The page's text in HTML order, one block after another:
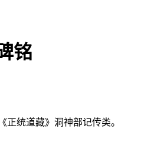
铭
统道藏》洞神部记传类。